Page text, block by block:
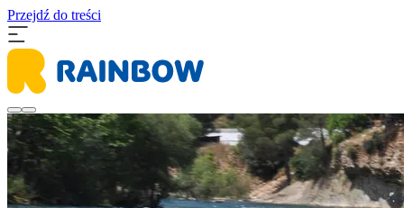
Przejdź do treści